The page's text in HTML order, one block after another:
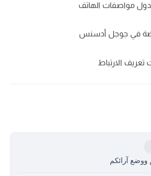
مواصفات الهاتف
في جوجل أدسنس
الارتباط
ووضع آرائكم